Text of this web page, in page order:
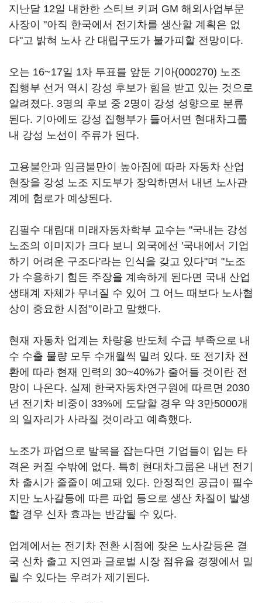
지난달 12일 내한한 스티브 키퍼 GM 해외사업부문
사장이 "아직 한국에서 전기차를 생산할 계획은 없
다"고 밝혀 노사 간 대립구도가 불가피할 전망이다.
오는 16~17일 1차 투표를 앞둔 기아(000270) 노조
집행부 선거 역시 강성 후보가 힘을 받고 있는 것으로
알려졌다. 3명의 후보 중 2명이 강성 성향으로 분류
된다. 기아에도 강성 집행부가 들어서면 현대차그룹
내 강성 노선이 주류가 된다.
고용불안과 임금불만이 높아짐에 따라 자동차 산업
현장을 강성 노조 지도부가 장악하면서 내년 노사관
계에 험로가 예상된다.
김필수 대림대 미래자동차학부 교수는 "국내는 강성
노조의 이미지가 크다 보니 외국에선 '국내에서 기업
하기 어려운 구조다'라는 인식을 갖고 있다"며 "노조
가 수용하기 힘든 주장을 계속하게 된다면 국내 산업
생태계 자체가 무너질 수 있어 그 어느 때보다 노사협
상이 중요한 시점"이라고 말했다.
현재 자동차 업계는 차량용 반도체 수급 부족으로 내
수 수출 물량 모두 수개월씩 밀려 있다. 또 전기차 전
환에 따라 현재 인력의 30~40%가 줄어들 것이란 전
망이 나온다. 실제 한국자동차연구원에 따르면 2030
년 전기차 비중이 33%에 도달할 경우 약 3만5000개
의 일자리가 사라질 것이라고 예측했다.
노조가 파업으로 발목을 잡는다면 기업들이 입는 타
격은 커질 수밖에 없다. 특히 현대차그룹은 내년 전기
차 출시가 줄줄이 예고돼 있다. 안정적인 공급이 필수
지만 노사갈등에 따른 파업 등으로 생산 차질이 발생
할 경우 신차 효과는 반감될 수 있다.
업계에서는 전기차 전환 시점에 잦은 노사갈등은 결
국 신차 출고 지연과 글로벌 시장 점유율 경쟁에서 밀
릴 수 있다는 우려가 제기된다.